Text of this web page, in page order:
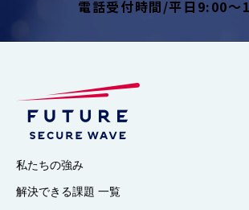
電話受付時間/平日9:00～
私たちの強み
解決できる課題 一覧